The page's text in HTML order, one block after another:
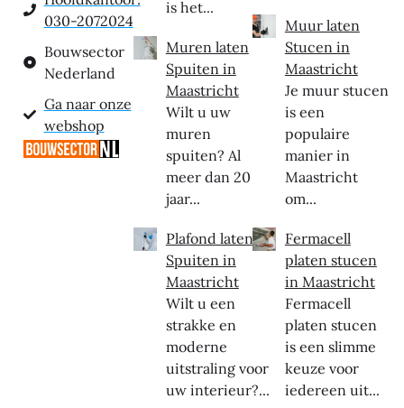
030-2072024
Bouwsector
Nederland
Ga naar onze
webshop
is het...
Muren laten
Spuiten in
Maastricht
Wilt u uw
muren
spuiten? Al
meer dan 20
jaar...
Plafond laten
Spuiten in
Maastricht
Wilt u een
strakke en
moderne
uitstraling voor
uw interieur?...
Muur laten
Stucen in
Maastricht
Je muur stucen
is een
populaire
manier in
Maastricht
om...
Fermacell
platen stucen
in Maastricht
Fermacell
platen stucen
is een slimme
keuze voor
iedereen uit...